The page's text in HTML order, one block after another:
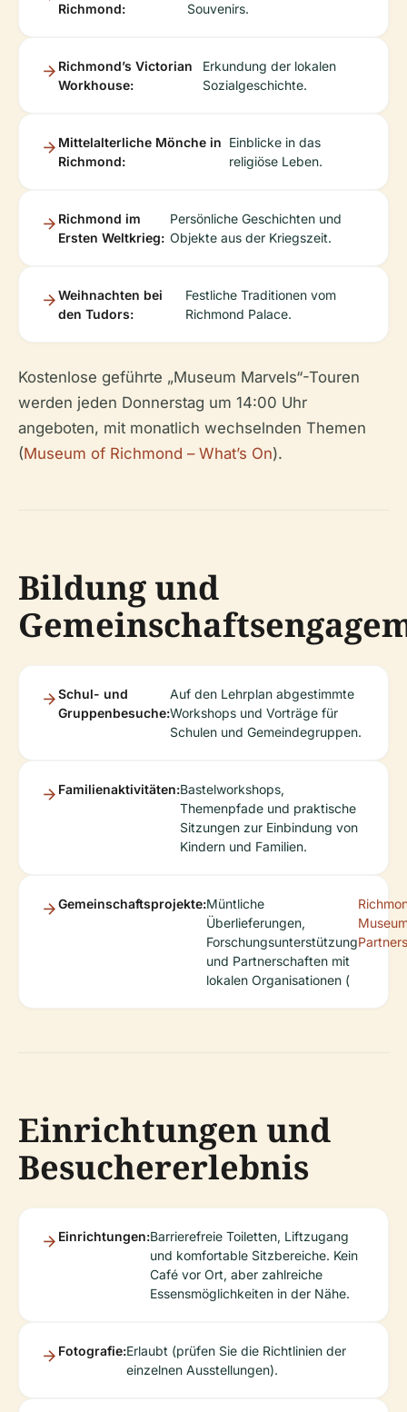
Richmond:
Souvenirs.
Richmond’s Victorian
Workhouse:
Erkundung der lokalen
Sozialgeschichte.
Mittelalterliche Mönche in
Richmond:
Einblicke in das
religiöse Leben.
Richmond im
Ersten Weltkrieg:
Persönliche Geschichten und
Objekte aus der Kriegszeit.
Weihnachten bei
den Tudors:
Festliche Traditionen vom
Richmond Palace.
Kostenlose geführte „Museum Marvels“-Touren
werden jeden Donnerstag um 14:00 Uhr
angeboten, mit monatlich wechselnden Themen
(Museum of Richmond – What’s On).
Bildung und
Schul- und
Gruppenbesuche:
Auf den Lehrplan abgestimmte
Workshops und Vorträge für
Schulen und Gemeindegruppen.
Familienaktivitäten:Bastelworkshops,
Themenpfade und praktische
Sitzungen zur Einbindung von
Kindern und Familien.
Gemeinschaftsprojekte:Müntliche
Überlieferungen,
Forschungsunterstützung
und Partnerschaften mit
lokalen Organisationen (
Einrichtungen und
Besuchererlebnis
Einrichtungen:Barrierefreie Toiletten, Liftzugang
und komfortable Sitzbereiche. Kein
Café vor Ort, aber zahlreiche
Essensmöglichkeiten in der Nähe.
Fotografie:Erlaubt (prüfen Sie die Richtlinien der
einzelnen Ausstellungen).